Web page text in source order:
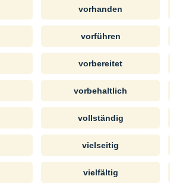
vorhanden
vorführen
vorbereitet
vorbehaltlich
vollständig
vielseitig
vielfältig